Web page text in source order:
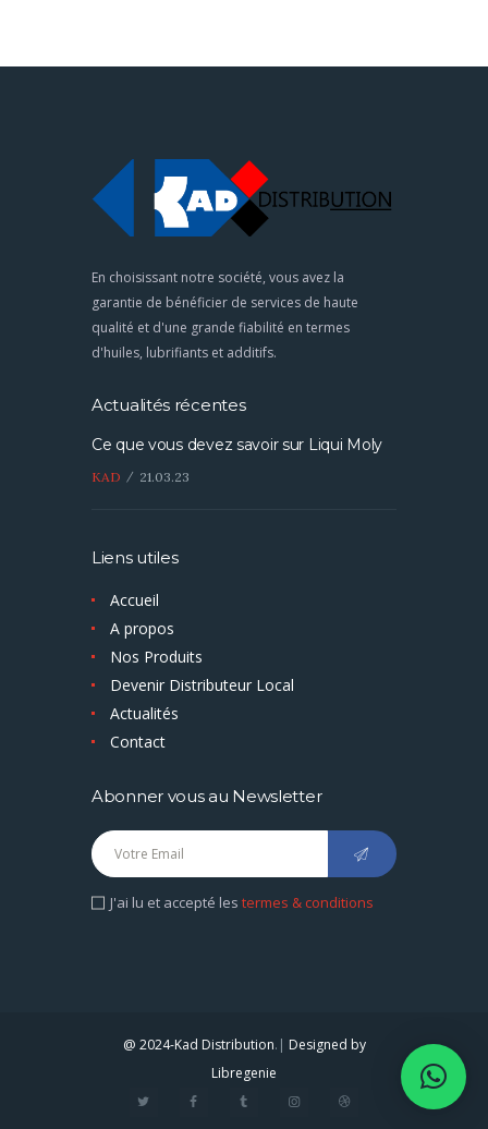
En choisissant notre société, vous avez la
garantie de bénéficier de services de haute
qualité et d'une grande fiabilité en termes
d'huiles, lubrifiants et additifs.
Actualités récentes
Ce que vous devez savoir sur Liqui Moly
KAD 21.03.23
Liens utiles
Accueil
A propos
Nos Produits
Devenir Distributeur Local
Actualités
Contact
Abonner vous au Newsletter
J'ai lu et accepté les termes & conditions
@ 2024-Kad Distribution.| Designed by
Libregenie